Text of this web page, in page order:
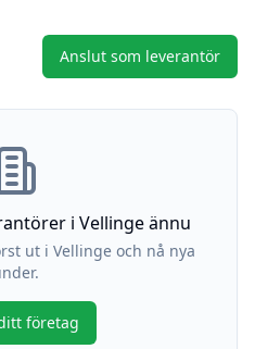
Anslut som leverantör
i Vellingeännu
ut i Vellinge och nå nya
företag